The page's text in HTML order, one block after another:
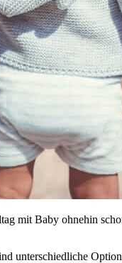
mit Baby ohnehin
unterschiedliche